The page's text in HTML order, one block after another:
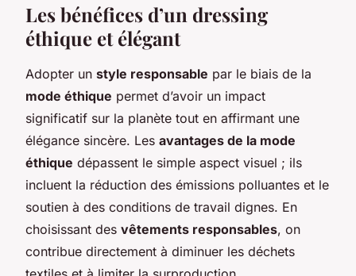
Les bénéfices d’un dressing
éthique et élégant
Adopter un style responsable par le biais de la
mode éthique permet d’avoir un impact
significatif sur la planète tout en affirmant une
élégance sincère. Les avantages de la mode
éthique dépassent le simple aspect visuel ; ils
incluent la réduction des émissions polluantes et le
soutien à des conditions de travail dignes. En
choisissant des vêtements responsables, on
contribue directement à diminuer les déchets